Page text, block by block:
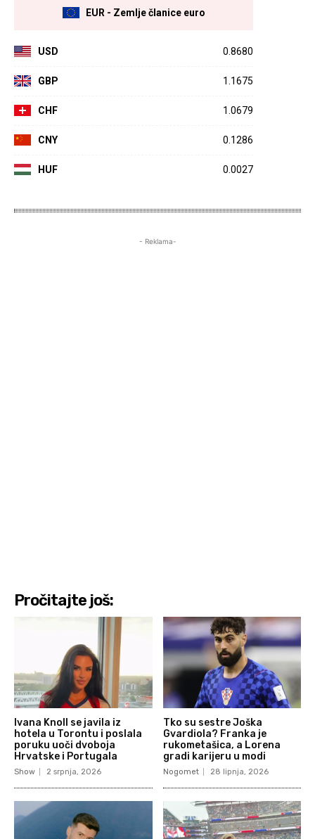
EUR - Zemlje članice euro
USD 0.8680
GBP 1.1675
CHF 1.0679
CNY 0.1286
HUF 0.0027
- Reklama-
Pročitajte još:
Ivana Knoll se javila iz
hotela u Torontu i poslala
poruku uoči dvoboja
Hrvatske i Portugala
Show 2 srpnja, 2026
Tko su sestre Joška
Gvardiola? Franka je
rukometašica, a Lorena
gradi karijeru u modi
Nogomet 28 lipnja, 2026